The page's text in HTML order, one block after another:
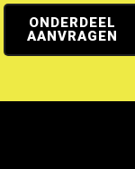
ONDERDEEL
AANVRAGEN